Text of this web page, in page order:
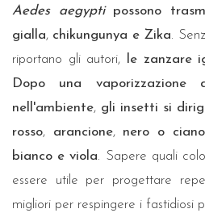
Aedes aegypti
possono
gialla, chikungunya e Zika.
riportano gli autori,
le zanzare
Dopo una vaporizzazione
nell'ambiente, gli insetti si
rosso, arancione, nero o ciano
bianco e viola. Sapere quali
essere utile per progettare
migliori per respingere i fastidiosi